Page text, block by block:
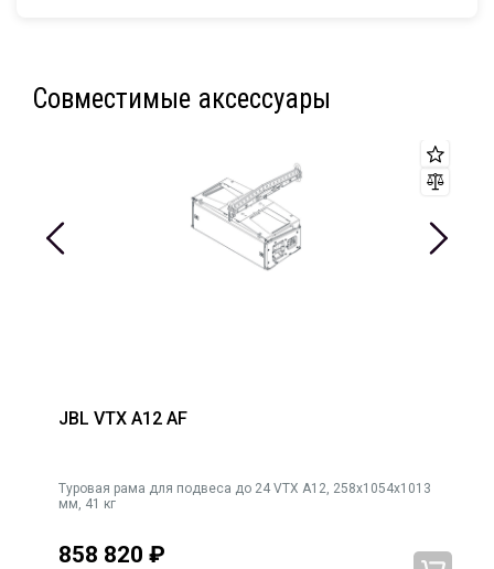
Совместимые аксессуары
JBL VTX A12 AF
Туровая рама для подвеса до 24 VTX A12, 258x1054x1013
мм, 41 кг
858 820 ₽